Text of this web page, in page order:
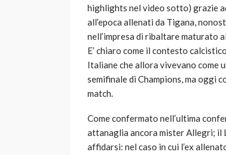
highlights nel video sotto) grazie
all’epoca allenati da Tigana,
nell’impresa di ribaltare maturato
E’ chiaro come il contesto
Italiane che allora vivevano come
semifinale di Champions, ma oggi
match.
Come confermato nell’ultima
attanaglia ancora mister Allegri; il
affidarsi: nel caso in cui l’ex